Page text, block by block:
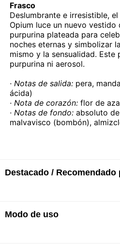
Frasco
Deslumbrante e irresistible,
Opium luce un nuevo
purpurina plateada para
noches eternas y simbolizar
mismo y la sensualidad.
purpurina ni aerosol.
· Notas de salida: pera,
ácida)
· Nota de corazón: flor de
· Notas de fondo: absoluto
malvavisco (bombón),
Destacado / Recomendado
· EDP
Modo de uso